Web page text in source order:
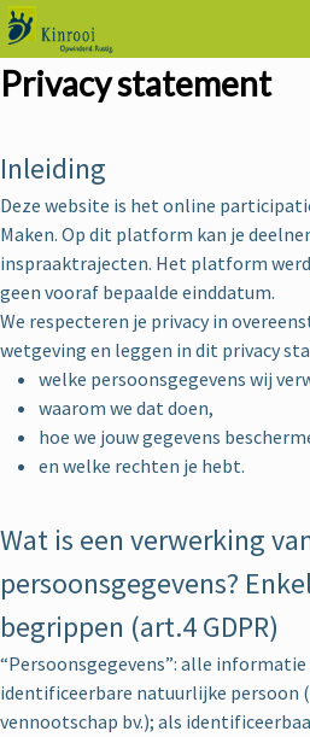
Privacy statement
Inleiding
Deze website is het online
Maken. Op dit platform kan je
inspraaktrajecten. Het platform
geen vooraf bepaalde einddatum.
We respecteren je privacy in
wetgeving en leggen in dit privacy
welke persoonsgegevens wij
waarom we dat doen,
hoe we jouw gegevens
en welke rechten je hebt.
Wat is een verwerking
persoonsgegevens?
begrippen (art.4 GDPR)
“Persoonsgegevens”: alle
identificeerbare natuurlijke persoon
vennootschap bv.); als